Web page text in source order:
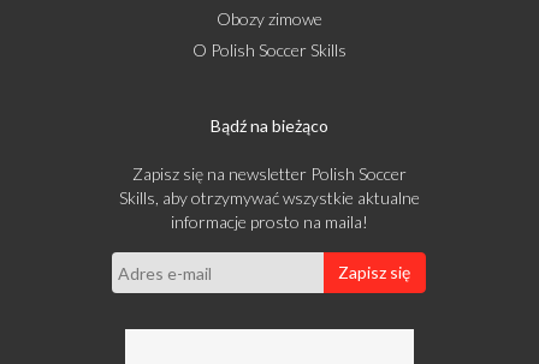
Obozy zimowe
O Polish Soccer Skills
Bądź na bieżąco
Zapisz się na newsletter Polish Soccer
Skills, aby otrzymywać wszystkie aktualne
informacje prosto na maila!
Zapisz się